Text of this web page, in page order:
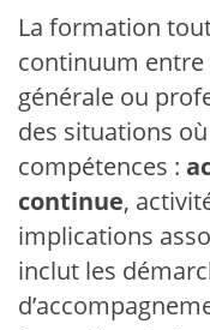
La formation
continuum
générale ou
des situations
compétences :
continue,
implications
inclut les